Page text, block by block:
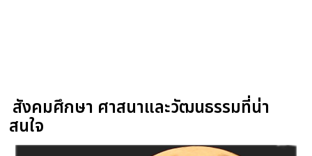
สังคมศึกษา ศาสนาและวัฒนธรรมที่น่า
สนใจ